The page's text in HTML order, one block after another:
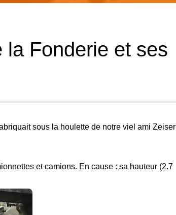
la Fonderie et ses
sous la houlette de notre viel ami Zeiser
et camions. En cause : sa hauteur (2.7